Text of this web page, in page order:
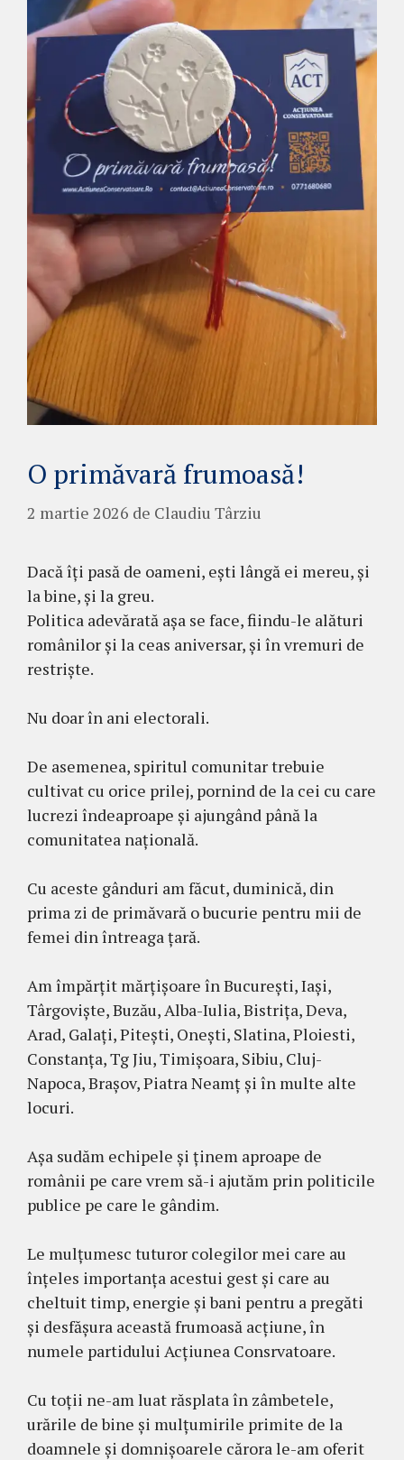
O primăvară frumoasă!
2 martie 2026 de Claudiu Târziu
Dacă îți pasă de oameni, ești lângă ei mereu, și
la bine, și la greu.
Politica adevărată așa se face, fiindu-le alături
românilor și la ceas aniversar, și în vremuri de
restriște.
Nu doar în ani electorali.
De asemenea, spiritul comunitar trebuie
cultivat cu orice prilej, pornind de la cei cu care
lucrezi îndeaproape și ajungând până la
comunitatea națională.
Cu aceste gânduri am făcut, duminică, din
prima zi de primăvară o bucurie pentru mii de
femei din întreaga țară.
Am împărțit mărțișoare în București, Iași,
Târgoviște, Buzău, Alba-Iulia, Bistrița, Deva,
Arad, Galați, Pitești, Onești, Slatina, Ploiesti,
Constanța, Tg Jiu, Timișoara, Sibiu, Cluj-
Napoca, Brașov, Piatra Neamț și în multe alte
locuri.
Așa sudăm echipele și ținem aproape de
românii pe care vrem să-i ajutăm prin politicile
publice pe care le gândim.
Le mulțumesc tuturor colegilor mei care au
înțeles importanța acestui gest și care au
cheltuit timp, energie și bani pentru a pregăti
și desfășura această frumoasă acțiune, în
numele partidului Acțiunea Consrvatoare.
Cu toții ne-am luat răsplata în zâmbetele,
urările de bine și mulțumirile primite de la
doamnele și domnișoarele cărora le-am oferit